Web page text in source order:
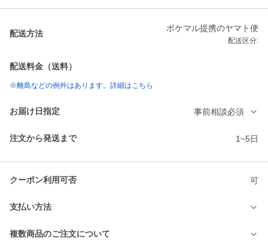
配送方法
ポケマル提携のヤマト便
配送区分:
配送料金（送料）
※離島などの例外はあります。詳細はこちら
お届け日指定 事前相談必須
注文から発送まで 1~5日
クーポン利用可否 可
支払い方法
複数商品のご注文について